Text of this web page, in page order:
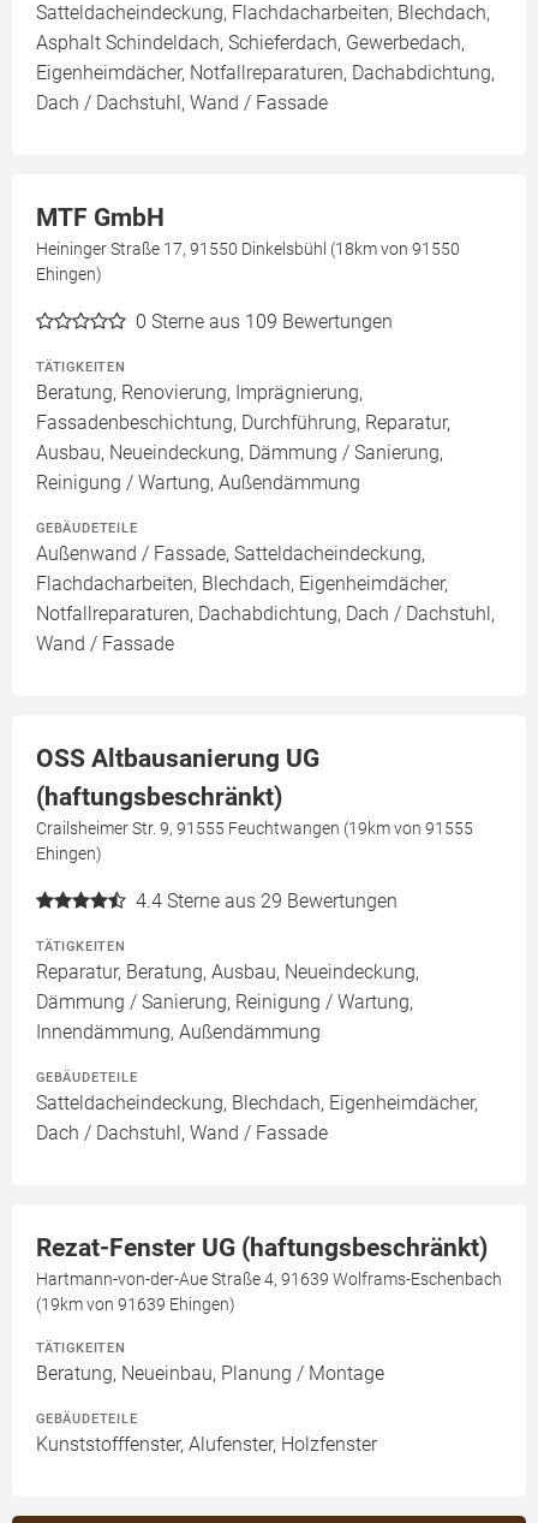
Satteldacheindeckung, Flachdacharbeiten, Blechdach,
Asphalt Schindeldach, Schieferdach, Gewerbedach,
Eigenheimdächer, Notfallreparaturen, Dachabdichtung,
Dach / Dachstuhl, Wand / Fassade
MTF GmbH
Heininger Straße 17, 91550 Dinkelsbühl (18km von 91550
Ehingen)
0 Sterne aus 109 Bewertungen
TÄTIGKEITEN
Beratung, Renovierung, Imprägnierung,
Fassadenbeschichtung, Durchführung, Reparatur,
Ausbau, Neueindeckung, Dämmung / Sanierung,
Reinigung / Wartung, Außendämmung
GEBÄUDETEILE
Außenwand / Fassade, Satteldacheindeckung,
Flachdacharbeiten, Blechdach, Eigenheimdächer,
Notfallreparaturen, Dachabdichtung, Dach / Dachstuhl,
Wand / Fassade
OSS Altbausanierung UG
(haftungsbeschränkt)
Crailsheimer Str. 9, 91555 Feuchtwangen (19km von 91555
Ehingen)
4.4 Sterne aus 29 Bewertungen
TÄTIGKEITEN
Reparatur, Beratung, Ausbau, Neueindeckung,
Dämmung / Sanierung, Reinigung / Wartung,
Innendämmung, Außendämmung
GEBÄUDETEILE
Satteldacheindeckung, Blechdach, Eigenheimdächer,
Dach / Dachstuhl, Wand / Fassade
Rezat-Fenster UG (haftungsbeschränkt)
Hartmann-von-der-Aue Straße 4, 91639 Wolframs-Eschenbach
(19km von 91639 Ehingen)
TÄTIGKEITEN
Beratung, Neueinbau, Planung / Montage
GEBÄUDETEILE
Kunststofffenster, Alufenster, Holzfenster